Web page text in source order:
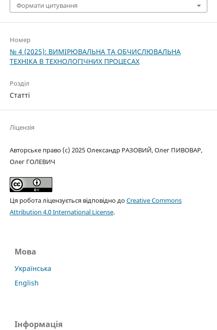
Формати цитування
Номер
№ 4 (2025): ВИМІРЮВАЛЬНА ТА ОБЧИСЛЮВАЛЬНА
ТЕХНІКА В ТЕХНОЛОГІЧНИХ ПРОЦЕСАХ
Розділ
Статті
Ліцензія
Авторське право (c) 2025 Олександр РАЗОВИЙ, Олег ПИВОВАР,
Олег ГОЛЕВИЧ
Ця робота ліцензується відповідно доCreative Commons
Attribution 4.0 International License.
Мова
Українська
English
Інформація